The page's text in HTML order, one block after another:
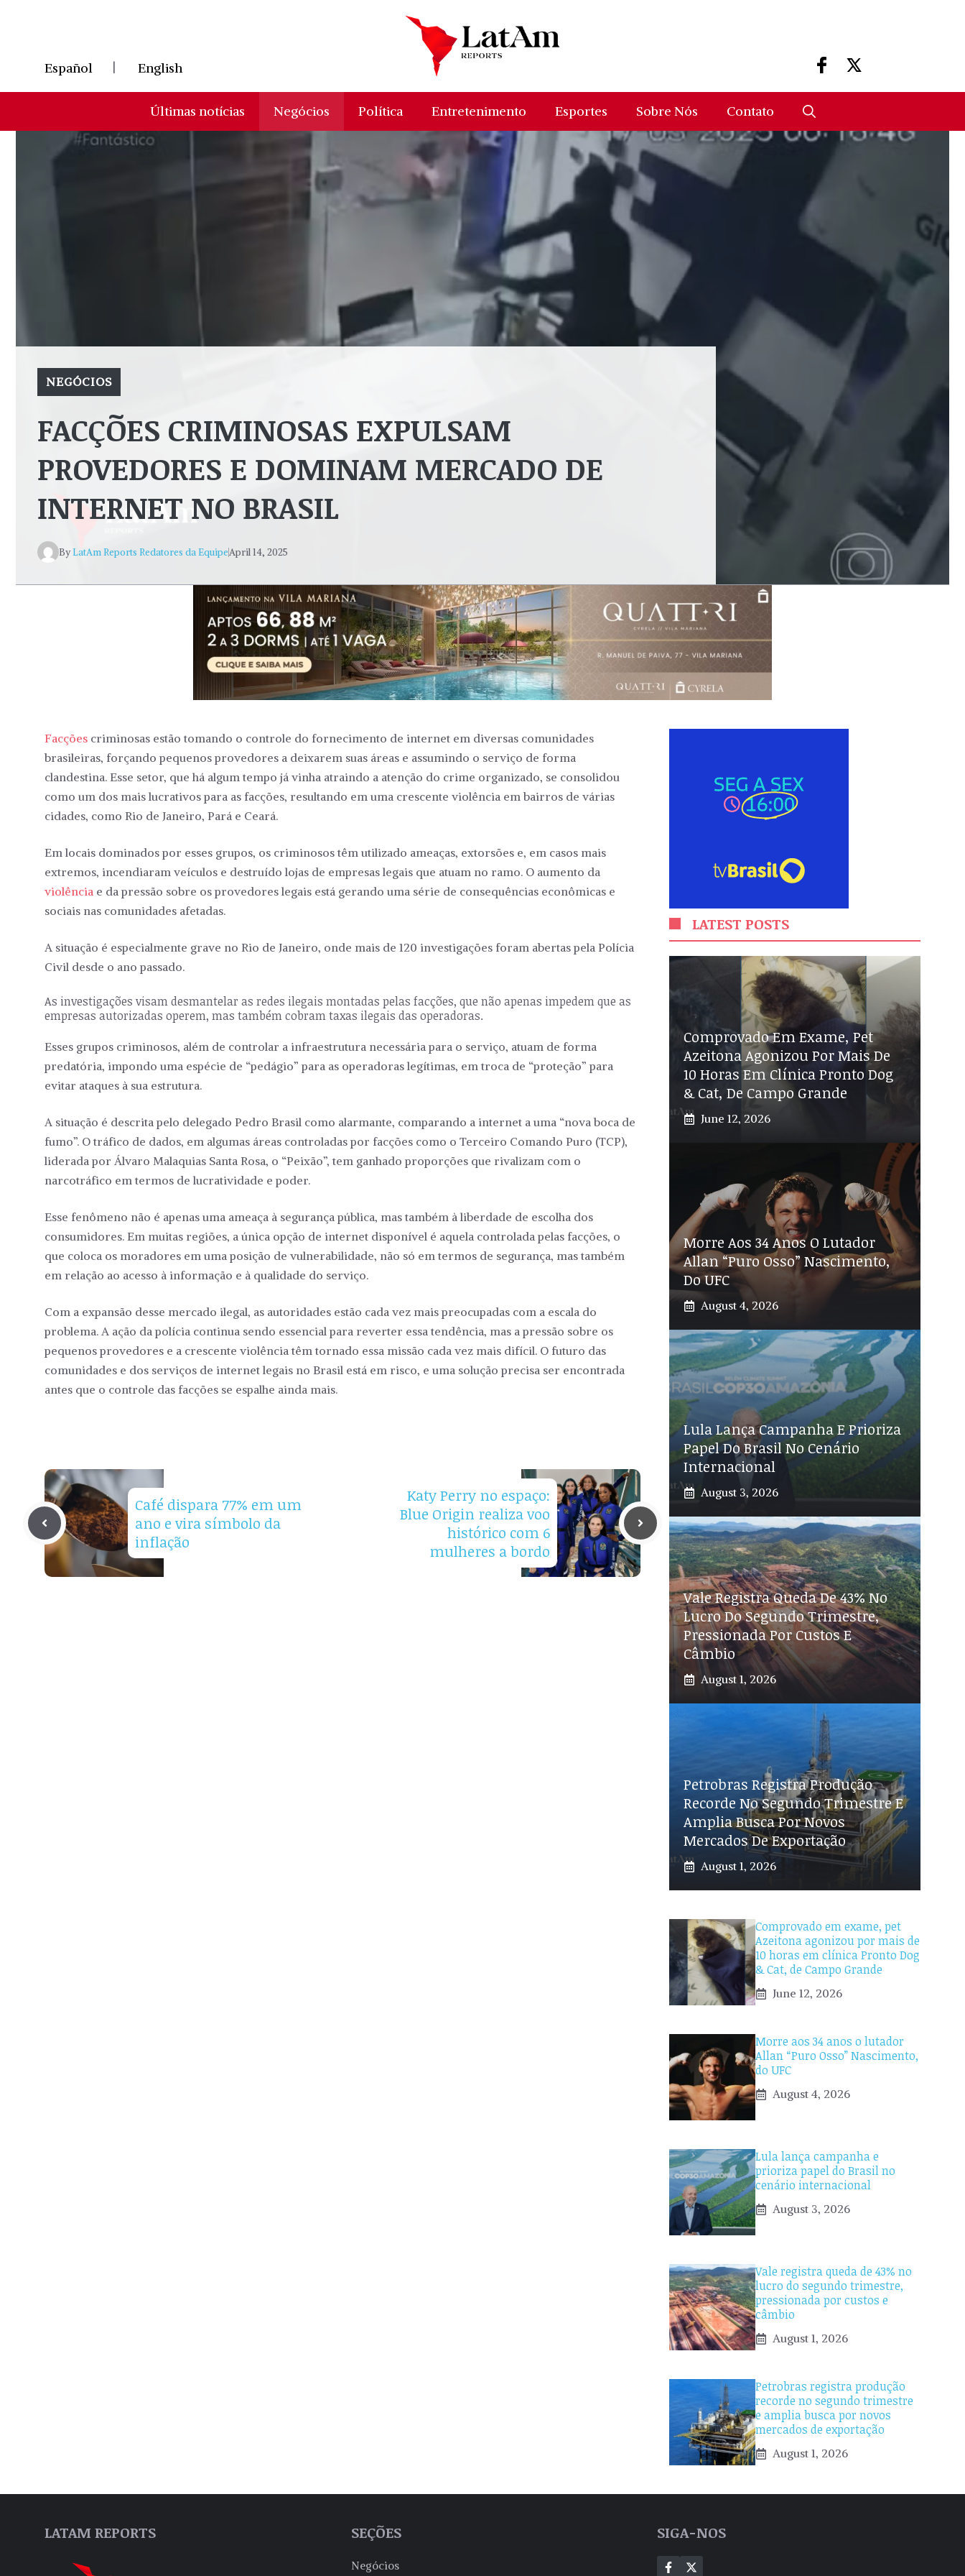
Últimas notícias Negócios Política Entretenimento Esportes Sobre Nós Contato
English
Español
NEGÓCIOS
FACÇÕES CRIMINOSAS EXPULSAM
PROVEDORES E DOMINAM MERCADO DE
INTERNET NO BRASIL
ByLatAm Reports Redatores da EquipeApril 14, 2025
Facções criminosas estão tomando o controle do fornecimento de internet em diversas comunidades
brasileiras, forçando pequenos provedores a deixarem suas áreas e assumindo o serviço de forma
clandestina. Esse setor, que há algum tempo já vinha atraindo a atenção do crime organizado, se consolidou
como um dos mais lucrativos para as facções, resultando em uma crescente violência em bairros de várias
cidades, como Rio de Janeiro, Pará e Ceará.
Em locais dominados por esses grupos, os criminosos têm utilizado ameaças, extorsões e, em casos mais
extremos, incendiaram veículos e destruído lojas de empresas legais que atuam no ramo. O aumento da
violência e da pressão sobre os provedores legais está gerando uma série de consequências econômicas e
sociais nas comunidades afetadas.
A situação é especialmente grave no Rio de Janeiro, onde mais de 120 investigações foram abertas pela Polícia
Civil desde o ano passado.
As investigações visam desmantelar as redes ilegais montadas pelas facções, que não apenas impedem que as
empresas autorizadas operem, mas também cobram taxas ilegais das operadoras.
Esses grupos criminosos, além de controlar a infraestrutura necessária para o serviço, atuam de forma
predatória, impondo uma espécie de “pedágio” para as operadoras legítimas, em troca de “proteção” para
evitar ataques à sua estrutura.
A situação é descrita pelo delegado Pedro Brasil como alarmante, comparando a internet a uma “nova boca de
fumo”. O tráfico de dados, em algumas áreas controladas por facções como o Terceiro Comando Puro (TCP),
liderada por Álvaro Malaquias Santa Rosa, o “Peixão”, tem ganhado proporções que rivalizam com o
narcotráfico em termos de lucratividade e poder.
Esse fenômeno não é apenas uma ameaça à segurança pública, mas também à liberdade de escolha dos
consumidores. Em muitas regiões, a única opção de internet disponível é aquela controlada pelas facções, o
que coloca os moradores em uma posição de vulnerabilidade, não só em termos de segurança, mas também
em relação ao acesso à informação e à qualidade do serviço.
Com a expansão desse mercado ilegal, as autoridades estão cada vez mais preocupadas com a escala do
problema. A ação da polícia continua sendo essencial para reverter essa tendência, mas a pressão sobre os
pequenos provedores e a crescente violência têm tornado essa missão cada vez mais difícil. O futuro das
comunidades e dos serviços de internet legais no Brasil está em risco, e uma solução precisa ser encontrada
antes que o controle das facções se espalhe ainda mais.
Café dispara 77% em um
ano e vira símbolo da
inflação
Katy Perry no espaço:
Blue Origin realiza voo
histórico com 6
mulheres a bordo
LATEST POSTS
Comprovado Em Exame, Pet
Azeitona Agonizou Por Mais De
10 Horas Em Clínica Pronto Dog
& Cat, De Campo Grande
June 12, 2026
Morre Aos 34 Anos O Lutador
Allan “Puro Osso” Nascimento,
Do UFC
August 4, 2026
Lula Lança Campanha E Prioriza
Papel Do Brasil No Cenário
Internacional
August 3, 2026
Vale Registra Queda De 43% No
Lucro Do Segundo Trimestre,
Pressionada Por Custos E
Câmbio
August 1, 2026
Petrobras Registra Produção
Recorde No Segundo Trimestre E
Amplia Busca Por Novos
Mercados De Exportação
August 1, 2026
Comprovado em exame, pet
Azeitona agonizou por mais de
10 horas em clínica Pronto Dog
& Cat, de Campo Grande
June 12, 2026
Morre aos 34 anos o lutador
Allan “Puro Osso” Nascimento,
do UFC
August 4, 2026
Lula lança campanha e
prioriza papel do Brasil no
cenário internacional
August 3, 2026
Vale registra queda de 43% no
lucro do segundo trimestre,
pressionada por custos e
câmbio
August 1, 2026
Petrobras registra produção
recorde no segundo trimestre
e amplia busca por novos
mercados de exportação
August 1, 2026
LATAM REPORTS SEÇÕES
Negócios
SIGA-NOS